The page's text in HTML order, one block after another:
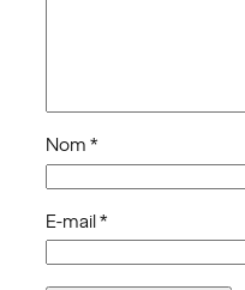
Nom *
E-mail*